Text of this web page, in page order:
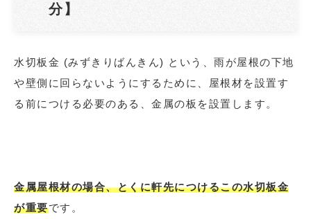
分】
水切板金 (みずきりばんきん) という、雨が屋根の下地
や壁側に回らないようにするために、屋根材を設置す
る前につける必要のある、金属の板を設置します。
金属屋根材の場合、とくに軒先につけるこの水切板金
が重要です。